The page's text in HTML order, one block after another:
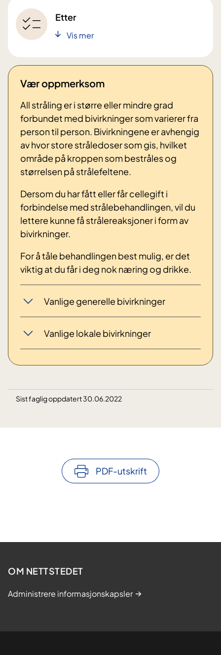
Etter
Vis mer
Vær oppmerksom
All stråling er i større eller mindre grad
forbundet med bivirkninger som varierer fra
person til person. Bivirkningene er avhengig
av hvor store stråledoser som gis, hvilket
område på kroppen som bestråles og
størrelsen på strålefeltene.
Dersom du har fått eller får cellegift i
forbindelse med strålebehandlingen, vil du
lettere kunne få strålereaksjoner i form av
bivirkninger.
For å tåle behandlingen best mulig, er det
viktig at du får i deg nok næring og drikke.
Vanlige generelle bivirkninger
Vanlige lokale bivirkninger
Sist faglig oppdatert 30.06.2022
PDF-utskrift
OM NETTSTEDET
Administrere informasjonskapsler